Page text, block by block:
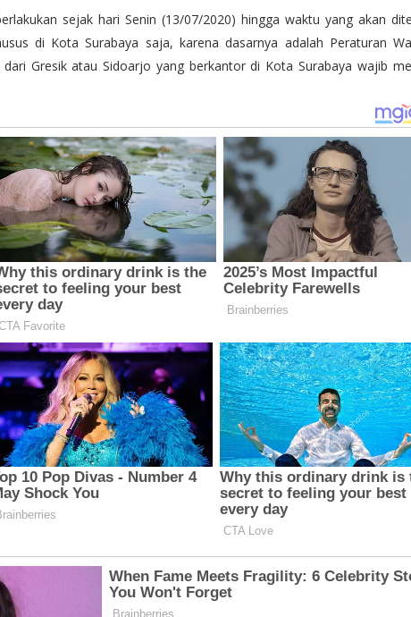
sejak hari Senin (13/07/2020) hingga waktu yang akan
di Kota Surabaya saja, karena dasarnya adalah Peraturan
dari Gresik atau Sidoarjo yang berkantor di Kota Surabaya wajib